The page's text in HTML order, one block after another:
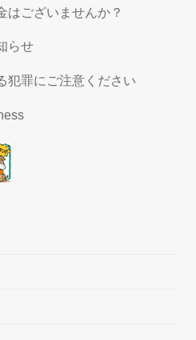
はございませんか？
らせ
犯罪にご注意ください